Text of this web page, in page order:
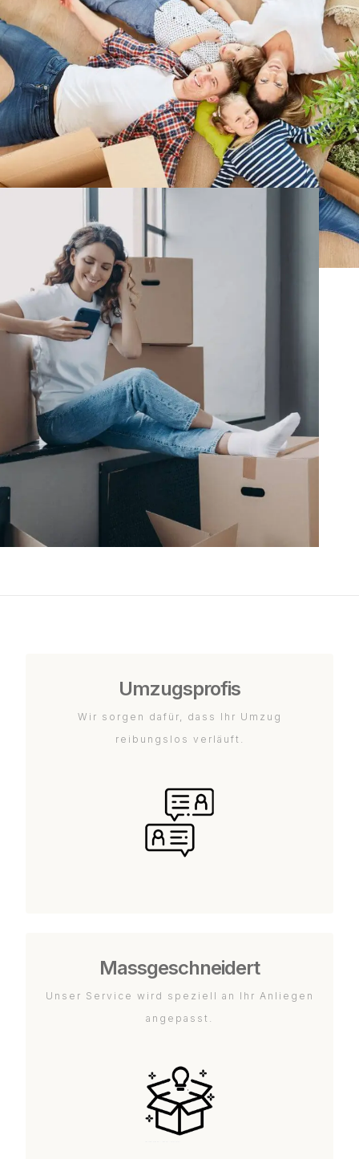
Umzugsprofis
Wir sorgen dafür, dass Ihr Umzug
reibungslos verläuft.
Massgeschneidert
Unser Service wird speziell an Ihr Anliegen
angepasst.